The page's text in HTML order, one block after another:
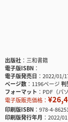
出版社
三和書籍
電子版ISBN
電子版発売日
2022/01/
ページ数
1196ページ判
フォーマット
PDF（パ
電子版販売価格：
印刷版ISBN
978-4-
印刷版発行年月
2022/01